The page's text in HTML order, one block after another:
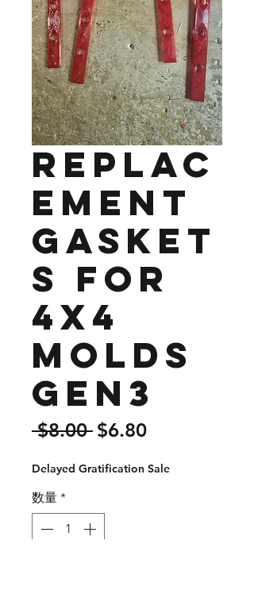
Replac
ement
Gasket
s for
4x4
Molds
Gen3
$8.00 通
価
$6.80セ
ル
Delayed Gratification Sale
数量 *